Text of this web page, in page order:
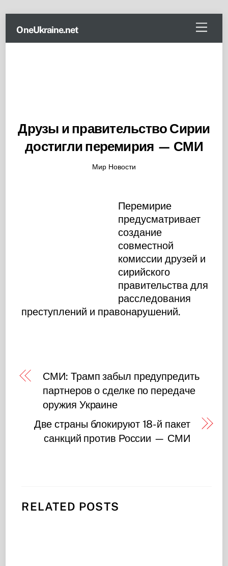
content
Menu
OneUkraine.net
Друзы и правительство Сирии
достигли перемирия — СМИ
Мир Новости
Перемирие
предусматривает
создание
совместной
комиссии друзей и
сирийского
правительства для
расследования
преступлений и правонарушений.
СМИ: Трамп забыл предупредить
партнеров о сделке по передаче
оружия Украине
Две страны блокируют 18-й пакет
санкций против России — СМИ
RELATED POSTS